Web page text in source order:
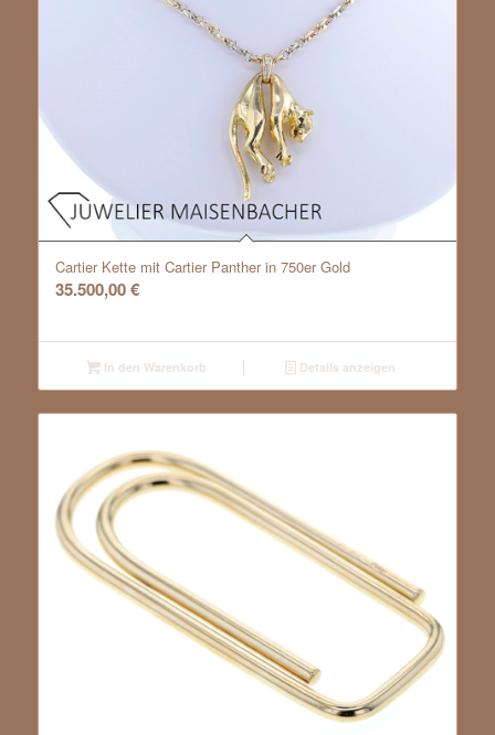
Cartier Kette mit Cartier Panther in 750er Gold
35.500,00€
In den Warenkorb Details anzeigen